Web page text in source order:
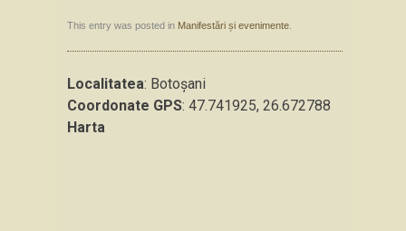
This entry was posted in Manifestări și evenimente
Localitatea: Botoşani
Coordonate GPS: 47.741925, 26.672788
Harta